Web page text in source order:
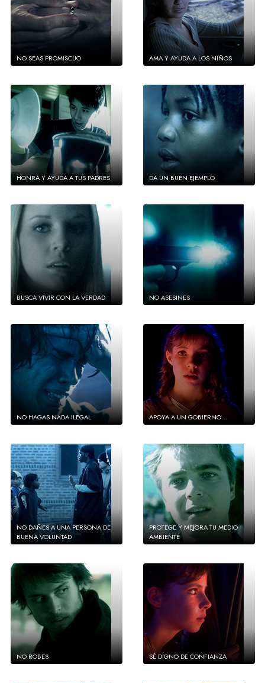
NO SEAS PROMISCUO AMA Y AYUDA A LOS NIÑOS
HONRA Y AYUDA A TUS PADRES DA UN BUEN EJEMPLO
BUSCA VIVIR CON LA VERDAD NO ASESINES
NO HAGAS NADA ILEGAL APOYA A UN GOBIERNO…
NO DAÑES A UNA PERSONA DE
BUENA VOLUNTAD
PROTEGE Y MEJORA TU MEDIO
AMBIENTE
NO ROBES SÉ DIGNO DE CONFIANZA